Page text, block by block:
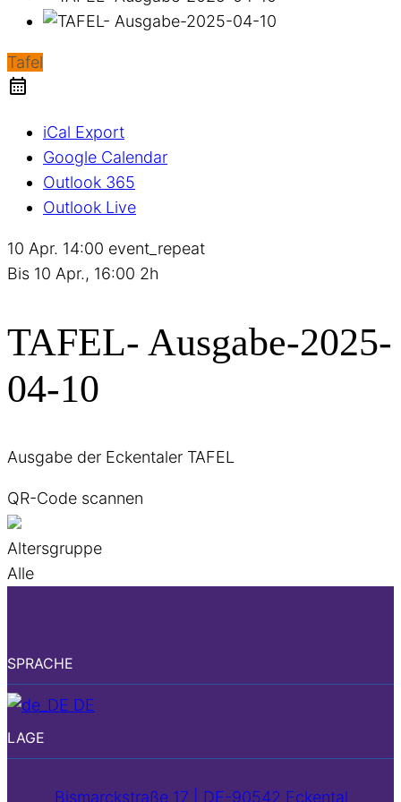
Tafel
iCal Export
Google Calendar
Outlook 365
Outlook Live
10 Apr. 14:00 event_repeat
Bis 10 Apr., 16:00 2h
TAFEL- Ausgabe-2025-
04-10
Ausgabe der Eckentaler TAFEL
QR-Code scannen
Altersgruppe
Alle
SPRACHE
DE
LAGE
Bismarckstraße 17 | DE-90542 Eckental